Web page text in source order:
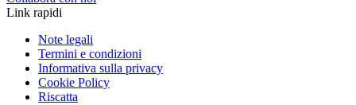
Link rapidi
Note legali
Termini e condizioni
Informativa sulla privacy
Cookie Policy
Riscatta